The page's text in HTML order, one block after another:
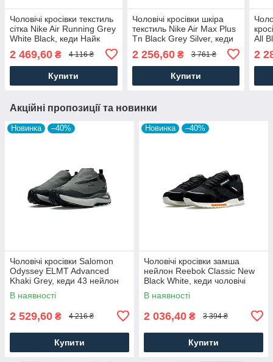
Чоловічі кросівки текстиль
сітка Nike Air Running Grey
White Black, кеди Найк
текстильні весна осінь сірі.
Чоловіче взуття
2 469,60 ₴ 4 116 ₴
Купити
Чоловічі кросівки шкіра
текстиль Nike Air Max Plus
Tn Black Grey Silver, кеди
чорні. Чоловіче взуття
2 256,60₴ 3 761 ₴
Купити
All
2
Акційні пропозиції та новинки
Новинка –40%
Чоловічі кросівки Salomon
Odyssey ELMT Advanced
Khaki Grey, кеди 43 нейлон
текстиль, Чоловіче взуття
В наявності
2 529,60 ₴ 4 216 ₴
Купити
Новинка –40%
Чоловічі кросівки замша
нейлон Reebok Classic New
Black White, кеди чоловічі
Рибок чорні. Чоловіче взуття
В наявності
2 036,40 ₴ 3 394 ₴
Купити